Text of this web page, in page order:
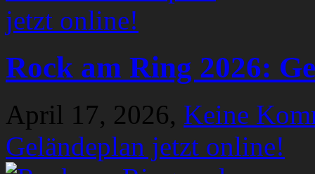
Rock am Ring 2026:
April 17, 2026, Keine
Geländeplan jetzt online!